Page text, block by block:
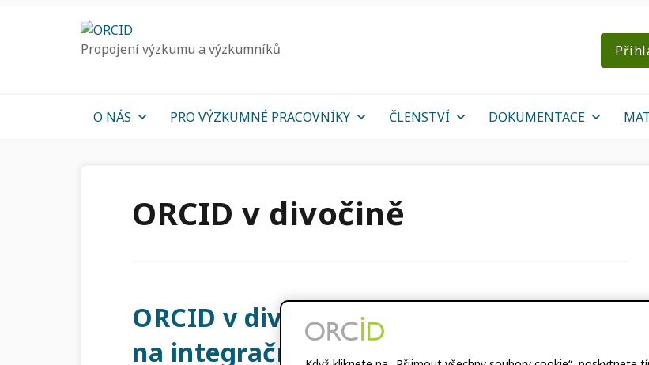
Propojení výzkumu a výzkumníků
O NÁS PRO VÝZKUMNÉ PRACOVNÍKY ČLENSTVÍ DOKUMENTACE
ORCID v divočině
ORCID v divočině – podrobný pohled
na integrační cestu Rady pro výzkum